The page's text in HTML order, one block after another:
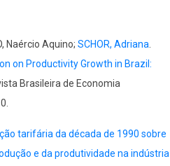
Naércio Aquino; SCHOR, Adriana
on Productivity Growth in Brazil:
Brasileira de Economia
tarifária da década de 1990 sobre
e da produtividade na indústria